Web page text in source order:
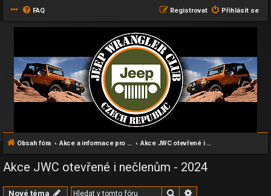
FAQ Přihlásit se
Registrovat
Obsah fóra Akce a informace pro všechny příznivce Wranglerů Akce JWC otevřené i nečlenům - 2024
Akce JWC otevřené i nečlenům - 2024
Nové téma Hledat